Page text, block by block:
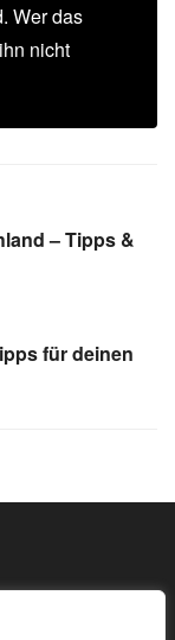
Wer das
nicht
– Tipps &
für deinen